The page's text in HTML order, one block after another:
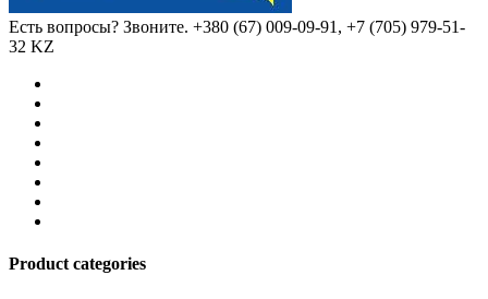
Есть вопросы? Звоните. +380 (67) 009-09-91, +7 (705) 979-51-
32 KZ
Product categories